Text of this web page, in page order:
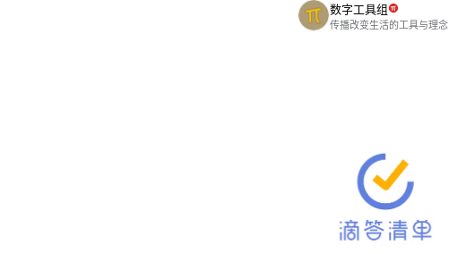
数字工具组
传播改变生活的工具与理念